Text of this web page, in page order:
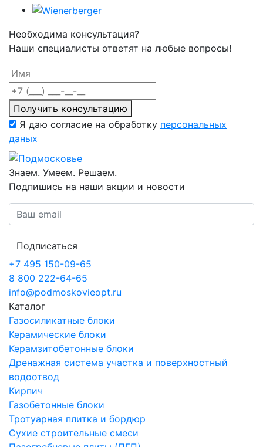
Необходима консультация?
Наши специалисты ответят на любые вопросы!
Получить консультацию
Я даю согласие на обработку персональных
даных
Знаем. Умеем. Решаем.
Подпишись на наши акции и новости
Подписаться
+7 495 150-09-65
8 800 222-64-65
info@podmoskovieopt.ru
Каталог
Газосиликатные блоки
Керамические блоки
Керамзитобетонные блоки
Дренажная система участка и поверхностный
водоотвод
Кирпич
Газобетонные блоки
Тротуарная плитка и бордюр
Сухие строительные смеси